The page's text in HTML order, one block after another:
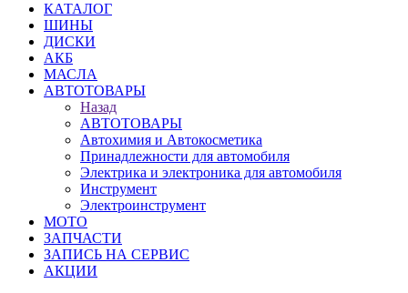
КАТАЛОГ
ШИНЫ
ДИСКИ
АКБ
МАСЛА
АВТОТОВАРЫ
Назад
АВТОТОВАРЫ
Автохимия и Автокосметика
Принадлежности для автомобиля
Электрика и электроника для автомобиля
Инструмент
Электроинструмент
МОТО
ЗАПЧАСТИ
ЗАПИСЬ НА СЕРВИС
АКЦИИ